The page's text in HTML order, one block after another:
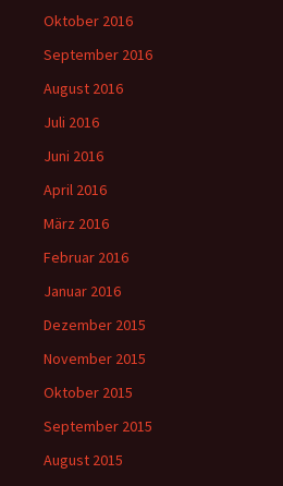
Oktober 2016
September 2016
August 2016
Juli 2016
Juni 2016
April 2016
März 2016
Februar 2016
Januar 2016
Dezember 2015
November 2015
Oktober 2015
September 2015
August 2015